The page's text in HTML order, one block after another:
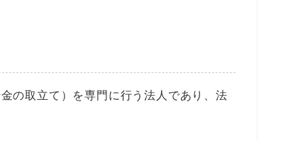
の取立て）を専門に行う法人であり、法